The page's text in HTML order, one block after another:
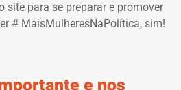
site para se preparar e promover
# MaisMulheresNaPolítica, sim!
e nos